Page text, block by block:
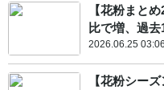
【花粉まと
比で増、過
2026.06.25 03:06
【花粉シー